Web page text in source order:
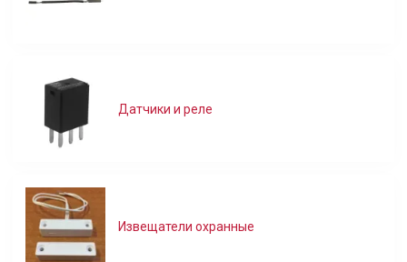
Датчики и реле
Извещатели охранные